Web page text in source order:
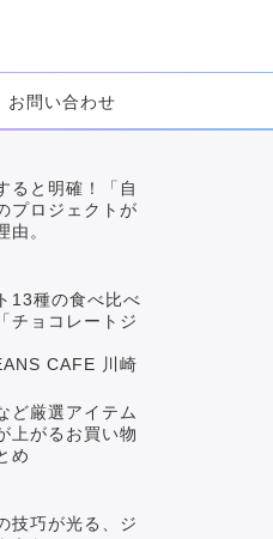
お問い合わせ
ると明確！「自
プロジェクトが
由。
13種の食べ比べ
チョコレートジ
/
CAFE 川崎
ど厳選アイテム
上がるお買い物
め
技巧が光る、ジ